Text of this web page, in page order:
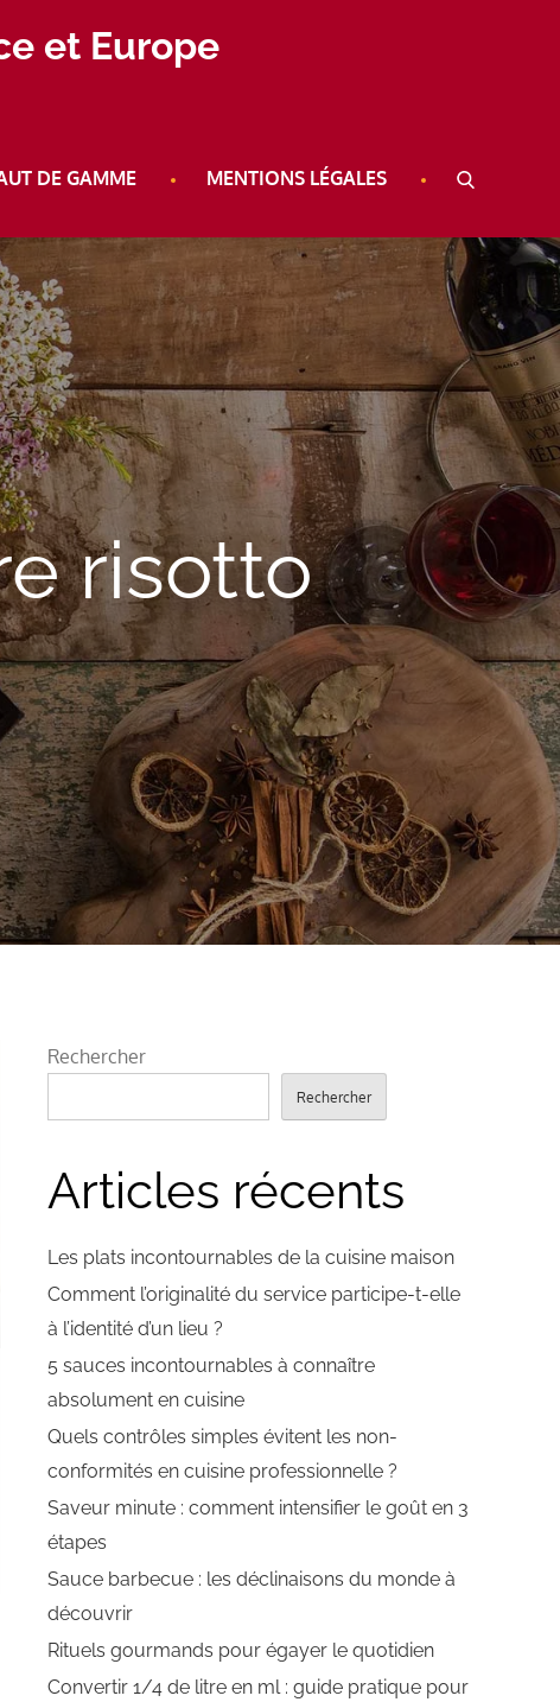
et Europe
DE GAMME MENTIONS LÉGALES
risotto
Rechercher
Rechercher
Articles récents
Les plats incontournables de la cuisine maison
Comment l’originalité du service participe-t-elle
à l’identité d’un lieu ?
5 sauces incontournables à connaître
absolument en cuisine
Quels contrôles simples évitent les non-
conformités en cuisine professionnelle ?
Saveur minute : comment intensifier le goût en 3
étapes
Sauce barbecue : les déclinaisons du monde à
découvrir
Rituels gourmands pour égayer le quotidien
Convertir 1/4 de litre en ml : guide pratique pour